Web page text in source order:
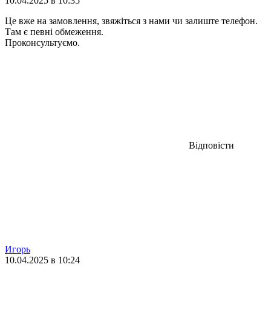
Це вже на замовлення, звяжіться з нами чи залиште телефон.
Там є певні обмеження.
Проконсультуємо.
Відповісти
Игорь
10.04.2025 в 10:24